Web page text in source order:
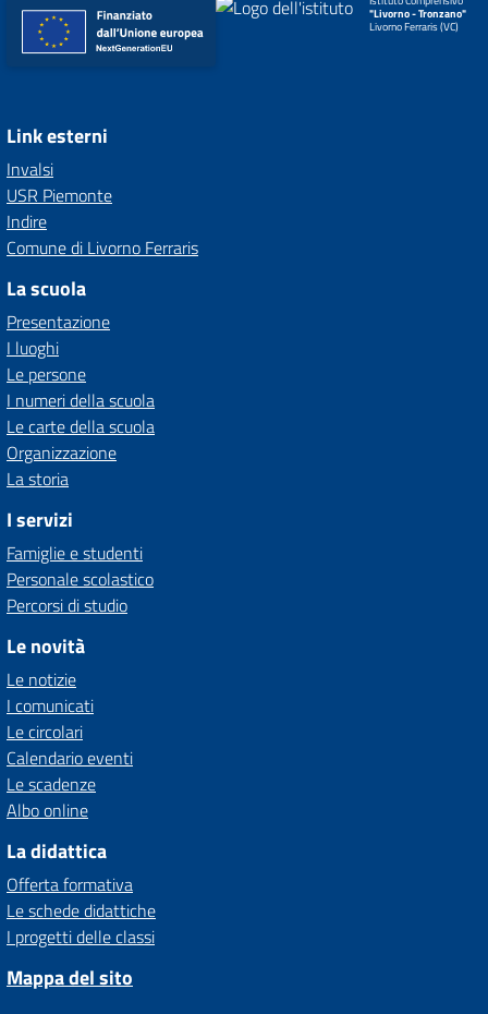
"Livorno - Tronzano"
Livorno Ferraris (VC)
Link esterni
Invalsi
USR Piemonte
Indire
Comune di Livorno Ferraris
La scuola
Presentazione
I luoghi
Le persone
I numeri della scuola
Le carte della scuola
Organizzazione
La storia
I servizi
Famiglie e studenti
Personale scolastico
Percorsi di studio
Le novità
Le notizie
I comunicati
Le circolari
Calendario eventi
Le scadenze
Albo online
La didattica
Offerta formativa
Le schede didattiche
I progetti delle classi
Mappa del sito